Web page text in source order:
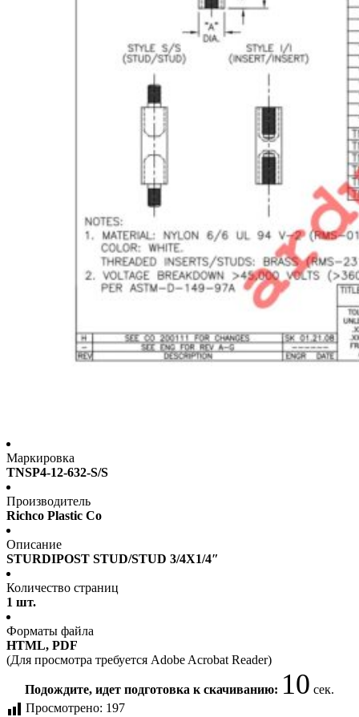
Маркировка
TNSP4-12-632-S/S
Производитель
Richco Plastic Co
Описание
STURDIPOST STUD/STUD 3/4X1/4″
Количество страниц
1 шт.
Форматы файла
HTML, PDF
(Для просмотра требуется Adobe Acrobat Reader)
Подождите, идет подготовка к скачиванию: 10 сек.
Просмотрено: 197